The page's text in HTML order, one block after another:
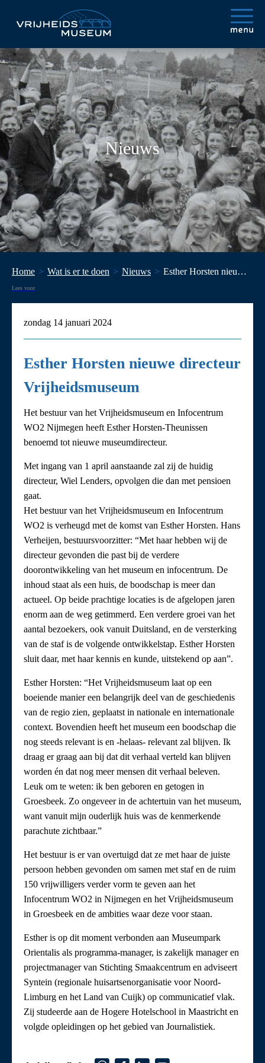
Nieuws
Home Wat is er te doen Nieuws Esther Horsten nieuwe directeur Vrijheidsmuseum
Lees voor
zondag 14 januari 2024
Esther Horsten nieuwe directeur
Vrijheidsmuseum
Het bestuur van het Vrijheidsmuseum en Infocentrum
WO2 Nijmegen heeft Esther Horsten-Theunissen
benoemd tot nieuwe museumdirecteur.
Met ingang van 1 april aanstaande zal zij de huidig
directeur, Wiel Lenders, opvolgen die dan met pensioen
gaat.
Het bestuur van het Vrijheidsmuseum en Infocentrum
WO2 is verheugd met de komst van Esther Horsten. Hans
Verheijen, bestuursvoorzitter: “Met haar hebben wij de
directeur gevonden die past bij de verdere
doorontwikkeling van het museum en infocentrum. De
inhoud staat als een huis, de boodschap is meer dan
actueel. Op beide prachtige locaties is de afgelopen jaren
enorm aan de weg getimmerd. Een verdere groei van het
aantal bezoekers, ook vanuit Duitsland, en de versterking
van de staf is de volgende ontwikkelstap. Esther Horsten
sluit daar, met haar kennis en kunde, uitstekend op aan”.
Esther Horsten: “Het Vrijheidsmuseum laat op een
boeiende manier een belangrijk deel van de geschiedenis
van de regio zien, geplaatst in nationale en internationale
context. Bovendien heeft het museum een boodschap die
nog steeds relevant is en -helaas- relevant zal blijven. Ik
draag er graag aan bij dat dit verhaal verteld kan blijven
worden én dat nog meer mensen dit verhaal beleven.
Leuk om te weten: ik ben geboren en getogen in
Groesbeek. Zo ongeveer in de achtertuin van het museum,
want vanuit mijn ouderlijk huis was de kenmerkende
parachute zichtbaar.”
Het bestuur is er van overtuigd dat ze met haar de juiste
persoon hebben gevonden om samen met staf en de ruim
150 vrijwilligers verder vorm te geven aan het
Infocentrum WO2 in Nijmegen en het Vrijheidsmuseum
in Groesbeek en de ambities waar deze voor staan.
Esther is op dit moment verbonden aan Museumpark
Orientalis als programma-manager, is zakelijk manager en
projectmanager van Stichting Smaakcentrum en adviseert
Syntein (regionale huisartsenorganisatie voor Noord-
Limburg en het Land van Cuijk) op communicatief vlak.
Zij studeerde aan de Hogere Hotelschool in Maastricht en
volgde opleidingen op het gebied van Journalistiek.